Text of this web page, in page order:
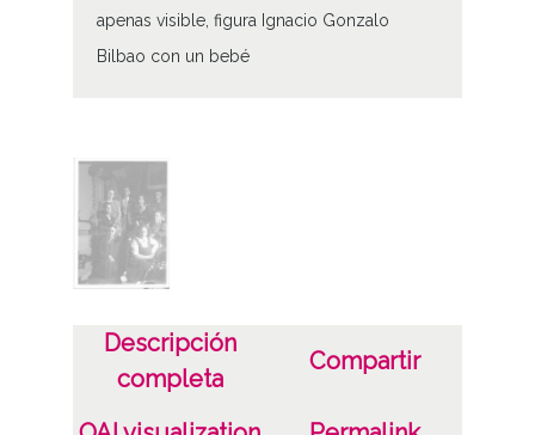
apenas visible, figura Ignacio Gonzalo
Bilbao con un bebé
Características del soporte
Placa de vidrio
1930 a 1940 (Atribuida)
19300101
Descripción
completa
Compartir